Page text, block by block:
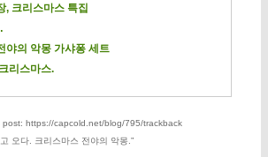
, 크리스마스 특집
야의 악몽 가샤퐁 세트
리스마스.
post: https://capcold.net/blog/795/trackback
오다. 크리스마스 전야의 악몽.”